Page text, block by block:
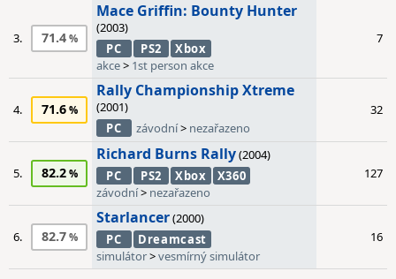
3. 71.4
Mace Griffin: Bounty Hunter
(2003)
PC
PS2
Xbox
akce> 1st person akce
7
4. 71.6
Rally Championship Xtreme
(2001)
PC
závodní> nezařazeno
32
5. 82.2
Richard Burns Rally(2004)
PC
PS2 Xbox
X360
závodní> nezařazeno
127
6. 82.7
Starlancer(2000)
PC
Dreamcast
simulátor>vesmírný simulátor
16